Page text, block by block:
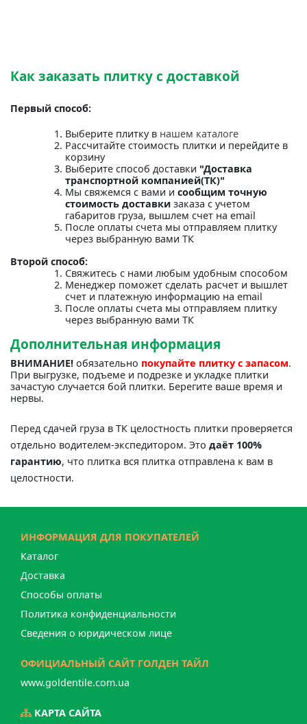
Как заказать плитку с доставкой
Первый способ:
Выберите плитку в нашем каталоге
Рассчитайте стоимость плитки и перейдите в
корзину
Выберите способ доставки "Доставка
транспортной компанией(ТК)"
Мы свяжемся с вами и сообщим точную
стоимость доставки заказа с учетом
габаритов груза, вышлем счет на email
После оплаты счета мы отправляем плитку
через выбранную вами ТК
Второй способ:
Свяжитесь с нами любым удобным способом
Менеджер поможет сделать расчет и вышлет
счет и платежную информацию на email
После оплаты счета мы отправляем плитку
через выбранную вами ТК
Дополнительная информация
ВНИМАНИЕ! обязательно покупайте плитку с запасом.
При выгрузке, подъеме и подрезке и укладке плитки
зачастую случается бой плитки. Берегите ваше время и
нервы.
Перед сдачей груза в ТК целостность плитки проверяется
отдельно водителем-экспедитором. Это даёт 100%
гарантию, что плитка вся плитка отправлена к вам в
целостности.
ИНФОРМАЦИЯ ДЛЯ ПОКУПАТЕЛЕЙ
Каталог
Доставка
Способы оплаты
Политика конфиденциальности
Сведения о юридическом лице
ОФИЦИАЛЬНЫЙ САЙТ ГОЛДЕН ТАЙЛ
www.goldentile.com.ua
КАРТА САЙТА